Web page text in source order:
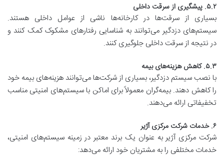
۵.۲. پیشگیری از سرقت داخلی
بسیاری از سرقت‌ها در کارخانه‌ها ناشی از عوامل داخلی هستند.
سیستم‌های دزدگیر می‌توانند به شناسایی رفتارهای مشکوک کمک کنند و
در نتیجه از سرقت داخلی جلوگیری کنند.
۵.۳. کاهش هزینه‌های بیمه
با نصب سیستم دزدگیر، بسیاری از شرکت‌ها می‌توانند هزینه‌های بیمه خود
را کاهش دهند. بیمه‌گران معمولاً برای اماکن با سیستم‌های امنیتی مناسب
تخفیفاتی ارائه می‌دهند.
۶. خدمات شرکت مرکزی آژیر
شرکت مرکزی آژیر به عنوان یک برند معتبر در زمینه سیستم‌های امنیتی،
خدمات مختلفی را به مشتریان خود ارائه می‌دهد: